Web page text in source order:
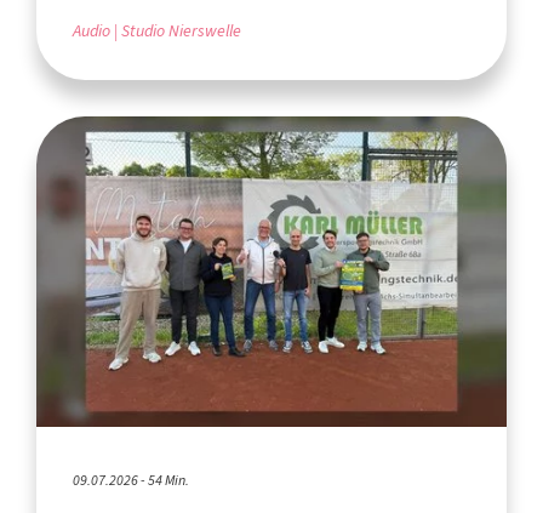
Audio Studio Nierswelle
09.07.2026 - 54 Min.